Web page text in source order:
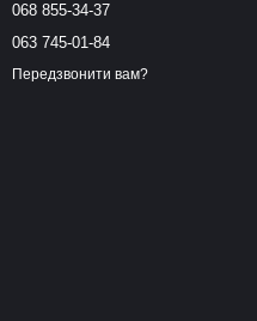
068 855-34-37
063 745-01-84
Передзвонити вам?